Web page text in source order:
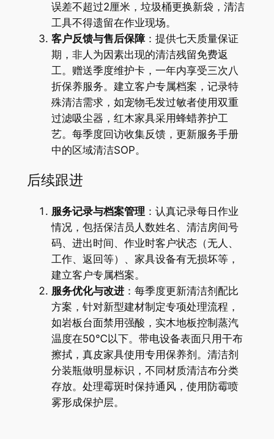
误差不超过2厘米，垃圾桶更换新袋，清洁
工具不得遗留在作业现场。
客户反馈与售后保障：提供七天质量保证
期，非人为因素出现的清洁残留免费返
工。赠送季度维护卡，一年内享受三次八
折保养服务。建立客户专属档案，记录特
殊清洁需求，如宠物毛发过敏者使用双重
过滤吸尘器，红木家具采用蜂蜡养护工
艺。每季度回访收集反馈，更新服务手册
中的区域清洁SOP。
后续跟进
服务记录与档案管理 ：认真记录每日作业
情况，包括保洁员人数姓名、清洁房间号
码、进出时间、作业时客户状态（无人、
工作、返回等）、家具设备有无损坏等，
建立客户专属档案。
服务优化与改进：每季度更新清洁剂配比
方案，针对新型建材制定专项处理流程，
如岩板台面禁用强酸，实木地板控制蒸汽
温度在50℃以下。带电设备表面只用干布
擦拭，真皮家具使用专用保养剂。清洁剂
分装瓶做明显标识，不同材质清洁布分类
存放。处理霉斑时保持通风，使用防霉喷
雾形成保护层。